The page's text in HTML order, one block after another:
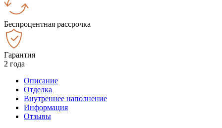
Беспроцентная рассрочка
Гарантия
2 года
Описание
Отделка
Внутреннее наполнение
Информация
Отзывы